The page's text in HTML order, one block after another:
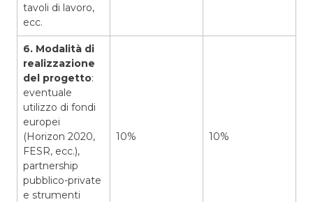
tavoli di lavoro,
ecc.
6. Modalità di
realizzazione
del progetto:
eventuale
utilizzo di fondi
europei
(Horizon 2020,
FESR, ecc.),
partnership
pubblico-private
e strumenti
10% 10%